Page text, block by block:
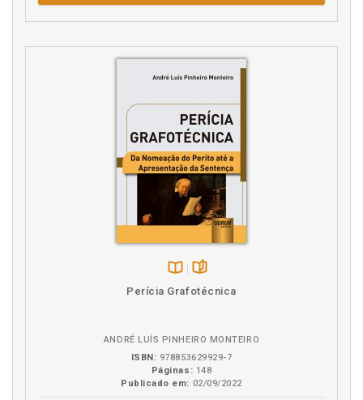
Disponível
páginas
Perícia Grafotécnica
ANDRÉ LUÍS PINHEIRO MONTEIRO
ISBN: 978853629929-7
Páginas: 148
Publicado em: 02/09/2022